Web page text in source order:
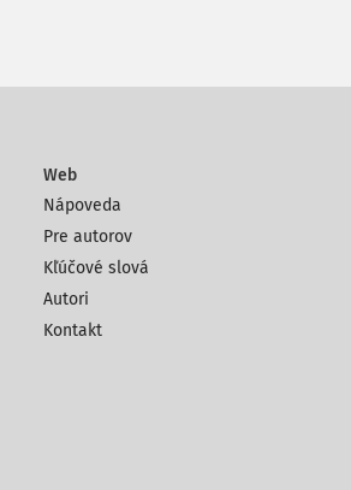
Web
Nápoveda
Pre autorov
Kľúčové slová
Autori
Kontakt